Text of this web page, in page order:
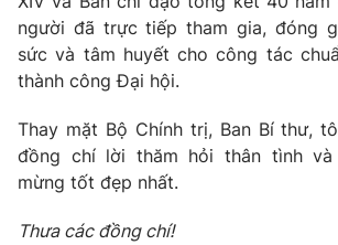
VTV9 VTV8
Liên hệ tòa soạn English
THỜI BÁO VTV
người đã trực tiếp tham gia, đóng
sức và tâm huyết cho công tác
thành công Đại hội.
Thay mặt Bộ Chính trị, Ban Bí thư,
đồng chí lời thăm hỏi thân tình và
mừng tốt đẹp nhất.
Thưa các đồng chí!